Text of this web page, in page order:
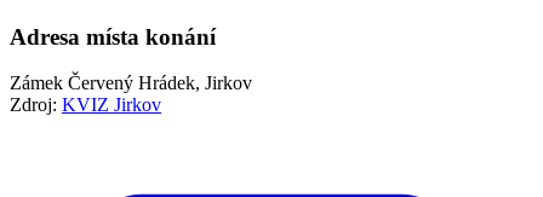
Adresa místa konání
Zámek Červený Hrádek, Jirkov
Zdroj: KVIZ Jirkov